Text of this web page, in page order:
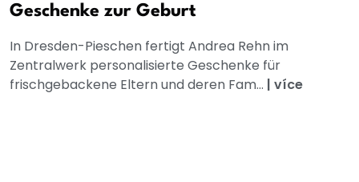
Geschenke zur Geburt
In Dresden-Pieschen fertigt Andrea Rehn im
Zentralwerk personalisierte Geschenke für
frischgebackene Eltern und deren Fam... | více